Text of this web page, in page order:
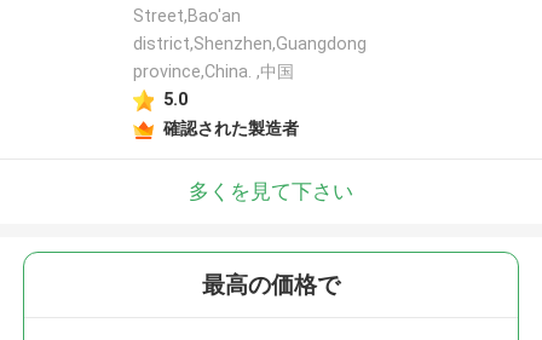
Street,Bao'an
district,Shenzhen,Guangdong
province,China. ,中国
5.0
確認された製造者
多くを見て下さい
最高の価格で